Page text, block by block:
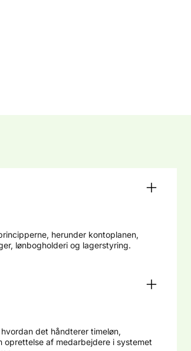
herunder kontoplanen,
lønbogholderi og lagerstyring.
det håndterer timeløn,
oprettelse af medarbejdere i systemet